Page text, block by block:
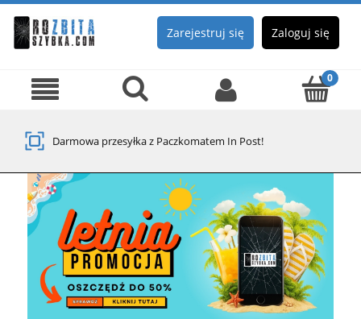
Zarejestruj się Zaloguj się
Darmowa przesyłka z Paczkomatem In Post!